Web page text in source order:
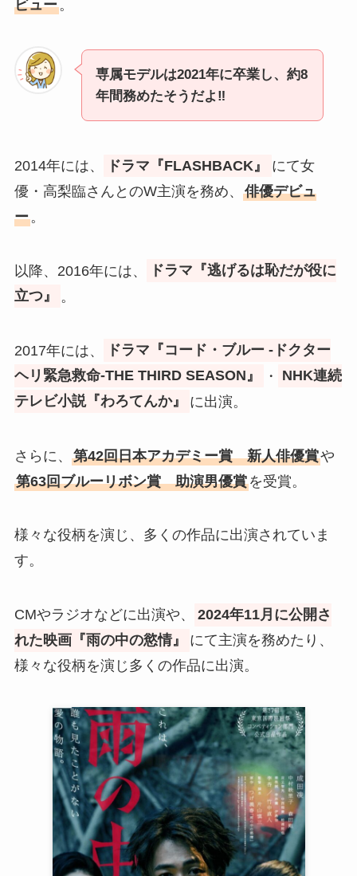
ビュー。
専属モデルは2021年に卒業し、約8
年間務めたそうだよ‼
2014年には、 ドラマ『FLASHBACK』
にて女
優・高梨臨さんとのW主演を務め、 俳優デビュ
ー。
以降、2016年には、
ドラマ『逃げるは恥だが役に
立つ』
。
2017年には、
ドラマ『コード・ブルー -ドクター
ヘリ緊急救命-THE THIRD SEASON』
・
NHK連続
テレビ小説『わろてんか』
に出演。
さらに、 第42回日本アカデミー賞 新人俳優賞や
第63回ブルーリボン賞 助演男優賞を受賞。
様々な役柄を演じ、多くの作品に出演されていま
す。
CMやラジオなどに出演や、
2024年11月に公開さ
れた映画『雨の中の慾情』
にて主演を務めたり、
様々な役柄を演じ多くの作品に出演。